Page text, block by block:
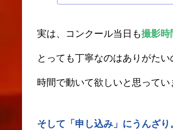
実は、コンクール当日も撮影時
とっても丁寧なのはありがた
時間で動いて欲しいと思ってい
そして「申し込み」にうんざり